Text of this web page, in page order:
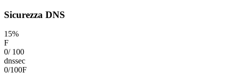
Sicurezza DNS
15%
F
0/ 100
dnssec
0/100F